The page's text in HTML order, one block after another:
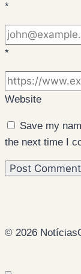
*
*
Website
Save my
the next time I
© 2026